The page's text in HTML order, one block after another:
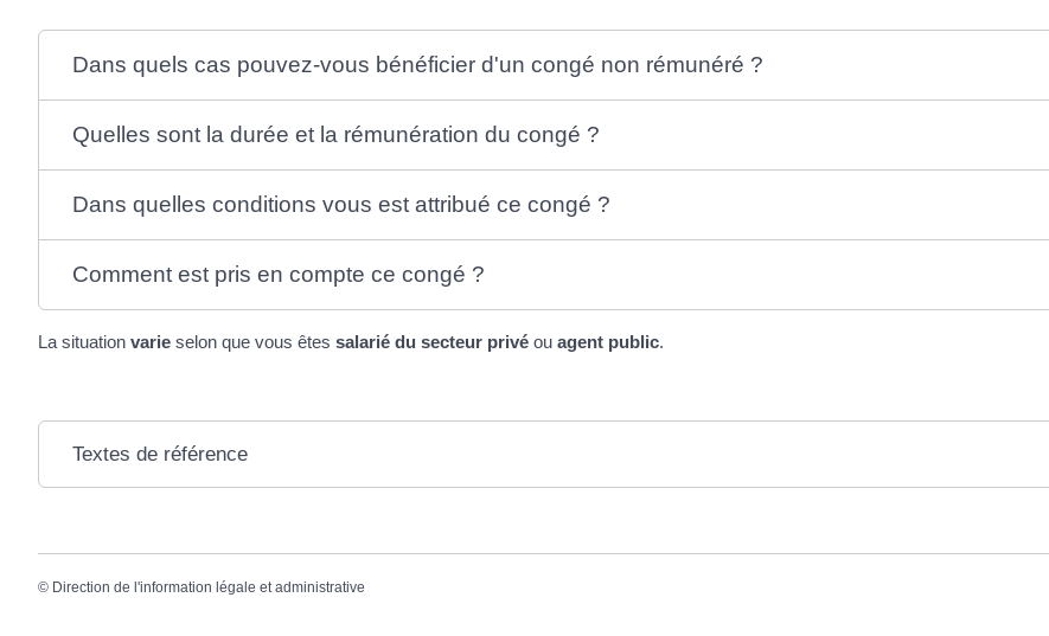
Dans quels cas pouvez-vous bénéficier d'un congé non rémunéré ?
Quelles sont la durée et la rémunération du congé ?
Dans quelles conditions vous est attribué ce congé ?
Comment est pris en compte ce congé ?
La situation varie selon que vous êtes salarié du secteur privé ou agent public.
Textes de référence
© Direction de l'information légale et administrative